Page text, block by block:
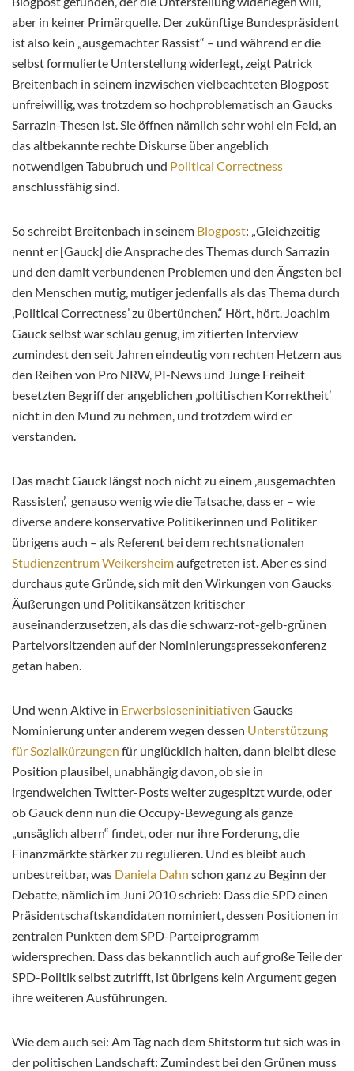
aber in keiner Primärquelle. Der zukünftige Bundespräsident
ist also kein „ausgemachter Rassist“ – und während er die
selbst formulierte Unterstellung widerlegt, zeigt Patrick
Breitenbach in seinem inzwischen vielbeachteten Blogpost
unfreiwillig, was trotzdem so hochproblematisch an Gaucks
Sarrazin-Thesen ist. Sie öffnen nämlich sehr wohl ein Feld, an
das altbekannte rechte Diskurse über angeblich
notwendigen Tabubruch und Political Correctness
anschlussfähig sind.
So schreibt Breitenbach in seinem Blogpost: „Gleichzeitig
nennt er [Gauck] die Ansprache des Themas durch Sarrazin
und den damit verbundenen Problemen und den Ängsten bei
den Menschen mutig, mutiger jedenfalls als das Thema durch
‚Political Correctness’ zu übertünchen.“ Hört, hört. Joachim
Gauck selbst war schlau genug, im zitierten Interview
zumindest den seit Jahren eindeutig von rechten Hetzern aus
den Reihen von Pro NRW, PI-News und Junge Freiheit
besetzten Begriff der angeblichen ‚poltitischen Korrektheit’
nicht in den Mund zu nehmen, und trotzdem wird er
verstanden.
Das macht Gauck längst noch nicht zu einem ‚ausgemachten
Rassisten’, genauso wenig wie die Tatsache, dass er – wie
diverse andere konservative Politikerinnen und Politiker
übrigens auch – als Referent bei dem rechtsnationalen
Studienzentrum Weikersheimaufgetreten ist. Aber es sind
durchaus gute Gründe, sich mit den Wirkungen von Gaucks
Äußerungen und Politikansätzen kritischer
auseinanderzusetzen, als das die schwarz-rot-gelb-grünen
Parteivorsitzenden auf der Nominierungspressekonferenz
getan haben.
Und wenn Aktive in Erwerbsloseninitiativen Gaucks
Nominierung unter anderem wegen dessen Unterstützung
für Sozialkürzungen für unglücklich halten, dann bleibt diese
Position plausibel, unabhängig davon, ob sie in
irgendwelchen Twitter-Posts weiter zugespitzt wurde, oder
ob Gauck denn nun die Occupy-Bewegung als ganze
„unsäglich albern“ findet, oder nur ihre Forderung, die
Finanzmärkte stärker zu regulieren. Und es bleibt auch
unbestreitbar, was Daniela Dahn schon ganz zu Beginn der
Debatte, nämlich im Juni 2010 schrieb: Dass die SPD einen
Präsidentschaftskandidaten nominiert, dessen Positionen in
zentralen Punkten dem SPD-Parteiprogramm
widersprechen. Dass das bekanntlich auch auf große Teile der
SPD-Politik selbst zutrifft, ist übrigens kein Argument gegen
ihre weiteren Ausführungen.
Wie dem auch sei: Am Tag nach dem Shitstorm tut sich was in
der politischen Landschaft: Zumindest bei den Grünen muss